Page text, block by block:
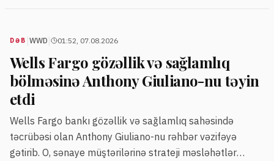
DƏB WWD 01:52, 07.08.2026
Wells Fargo gözəllik və sağlamlıq
bölməsinə Anthony Giuliano-nu təyin
etdi
Wells Fargo bankı gözəllik və sağlamlıq sahəsində
təcrübəsi olan Anthony Giuliano-nu rəhbər vəzifəyə
gətirib. O, sənaye müştərilərinə strateji məsləhətlər